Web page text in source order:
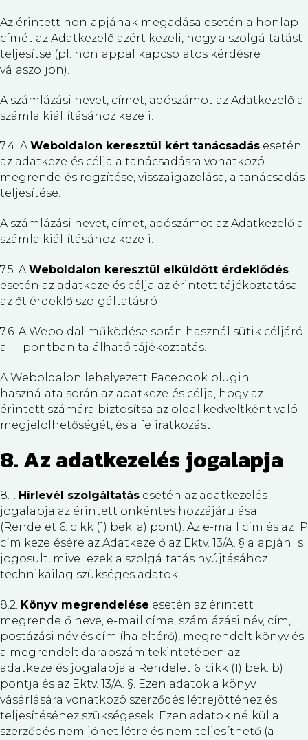
Az érintett honlapjának megadása esetén a honlap
címét az Adatkezelő azért kezeli, hogy a szolgáltatást
teljesítse (pl. honlappal kapcsolatos kérdésre
válaszoljon).
A számlázási nevet, címet, adószámot az Adatkezelő a
számla kiállításához kezeli.
7.4. A Weboldalon keresztül kért tanácsadás esetén
az adatkezelés célja a tanácsadásra vonatkozó
megrendelés rögzítése, visszaigazolása, a tanácsadás
teljesítése.
A számlázási nevet, címet, adószámot az Adatkezelő a
számla kiállításához kezeli.
7.5. A Weboldalon keresztül elküldött érdeklődés
esetén az adatkezelés célja az érintett tájékoztatása
az őt érdeklő szolgáltatásról.
7.6. A Weboldal működése során használ sütik céljáról
a 11. pontban található tájékoztatás.
A Weboldalon lehelyezett Facebook plugin
használata során az adatkezelés célja, hogy az
érintett számára biztosítsa az oldal kedveltként való
megjelölhetőségét, és a feliratkozást.
8. Az adatkezelés jogalapja
8.1. Hírlevél szolgáltatás esetén az adatkezelés
jogalapja az érintett önkéntes hozzájárulása
(Rendelet 6. cikk (1) bek. a) pont). Az e-mail cím és az IP
cím kezelésére az Adatkezelő az Ektv. 13/A. § alapján is
jogosult, mivel ezek a szolgáltatás nyújtásához
technikailag szükséges adatok.
8.2. Könyv megrendelése esetén az érintett
megrendelő neve, e-mail címe, számlázási név, cím,
postázási név és cím (ha eltérő), megrendelt könyv és
a megrendelt darabszám tekintetében az
adatkezelés jogalapja a Rendelet 6. cikk (1) bek. b)
pontja és az Ektv. 13/A. §. Ezen adatok a könyv
vásárlására vonatkozó szerződés létrejöttéhez és
teljesítéséhez szükségesek. Ezen adatok nélkül a
szerződés nem jöhet létre és nem teljesíthető (a